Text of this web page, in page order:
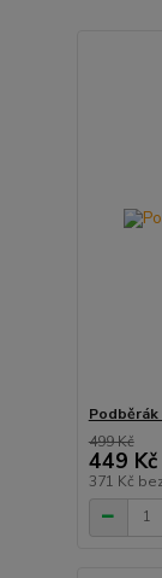
499 Kč
449 Kč
371 Kč